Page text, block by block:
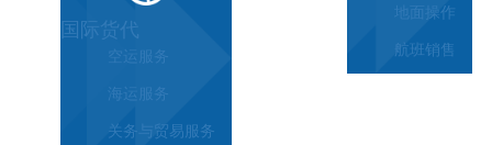
国际货代
空运服务
海运服务
关务与贸易服务
地面操作
航班销售